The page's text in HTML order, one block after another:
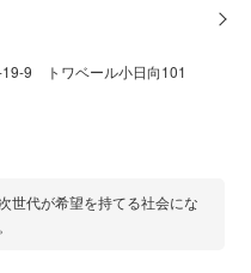
19-9 トワベール小日向101
世代が希望を持てる社会にな